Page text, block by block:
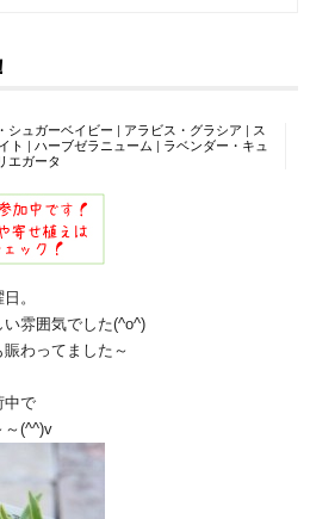
シュガーベイビー | アラビス・グラシア | ス
ト | ハーブゼラニューム | ラベンダー・キュ
エガータ
。
雰囲気でした(^o^)
わってました～
中で
～(^^)v